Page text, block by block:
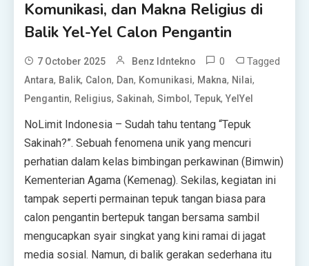
Komunikasi, dan Makna Religius di
Balik Yel-Yel Calon Pengantin
7 October 2025 Benz Idntekno 0 Tagged
Antara, Balik, Calon, Dan, Komunikasi, Makna, Nilai,
Pengantin, Religius,Sakinah,Simbol,Tepuk,YelYel
NoLimit Indonesia – Sudah tahu tentang “Tepuk
Sakinah?”. Sebuah fenomena unik yang mencuri
perhatian dalam kelas bimbingan perkawinan (Bimwin)
Kementerian Agama (Kemenag). Sekilas, kegiatan ini
tampak seperti permainan tepuk tangan biasa para
calon pengantin bertepuk tangan bersama sambil
mengucapkan syair singkat yang kini ramai di jagat
media sosial. Namun, di balik gerakan sederhana itu